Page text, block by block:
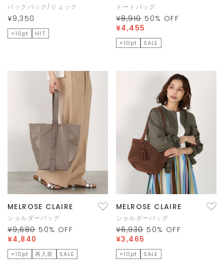
バックパック/リュック
¥9,350
×10pt HIT
トートバッグ
¥8,910 50% OFF
¥4,455
×10pt SALE
MELROSE CLAIRE
ショルダーバッグ
¥9,680 50% OFF
¥4,840
×10pt 再入荷 SALE
MELROSE CLAIRE
ショルダーバッグ
¥6,930 50% OFF
¥3,465
×10pt SALE